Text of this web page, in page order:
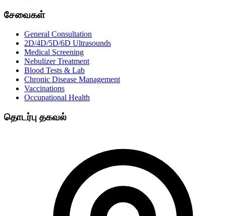
சேவைகள்
General Consultation
2D/4D/5D/6D Ultrasounds
Medical Screening
Nebulizer Treatment
Blood Tests & Lab
Chronic Disease Management
Vaccinations
Occupational Health
தொடர்பு தகவல்